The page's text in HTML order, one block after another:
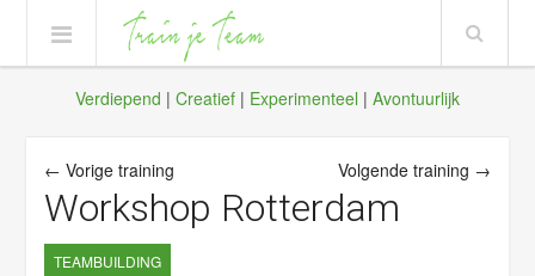
Verdiepend | Creatief | Experimenteel | Avontuurlijk
← Vorige training Volgende training →
Workshop Rotterdam
TEAMBUILDING